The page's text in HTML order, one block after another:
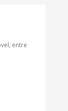
entre